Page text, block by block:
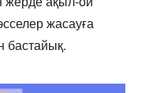
жасауға
бастайық.